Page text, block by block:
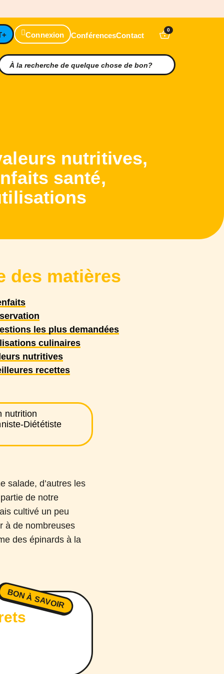
Connexion ConférencesContact
0
nutritives,
santé,
des matières
les plus demandées
culinaires
nutritives
recettes
nutrition
Diététiste
salade, d’autres les
de notre
cultivé un peu
à de nombreuses
des épinards à la
BON À SAVOIR